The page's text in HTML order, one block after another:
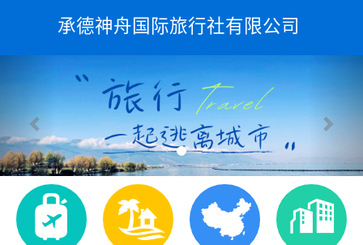
承德神舟国际旅行社有限公司
一
张